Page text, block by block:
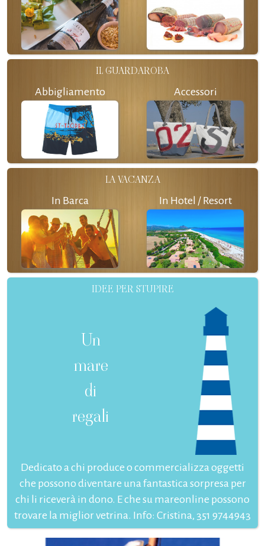
IL GUARDAROBA
Abbigliamento Accessori
LA VACANZA
In Barca In Hotel / Resort
IDEE PER STUPIRE
Un
mare
di
regali
Dedicato a chi produce o commercializza oggetti
che possono diventare una fantastica sorpresa per
chi li riceverà in dono. E che su mareonline possono
trovare la miglior vetrina. Info: Cristina, 351 9744943